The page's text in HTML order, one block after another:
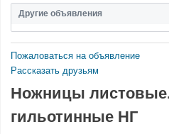
Другие объявления
Пожаловаться на объявление
Рассказать друзьям
Ножницы
гильотинные НГ